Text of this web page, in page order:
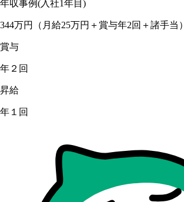
年収事例(入社1年目)
344万円（月給25万円＋賞与年2回＋諸手当）
賞与
年２回
昇給
年１回